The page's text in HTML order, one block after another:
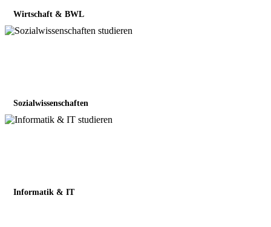
Wirtschaft & BWL
Sozialwissenschaften
Informatik & IT